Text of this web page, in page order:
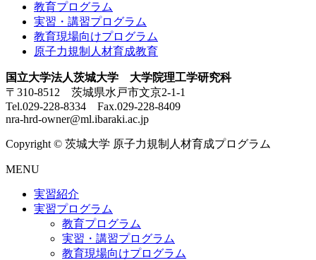
教育プログラム
実習・講習プログラム
教育現場向けプログラム
原子力規制人材育成教育
国立大学法人茨城大学 大学院理工学研究科
〒310-8512 茨城県水戸市文京2-1-1
Tel.029-228-8334 Fax.029-228-8409
nra-hrd-owner@ml.ibaraki.ac.jp
Copyright © 茨城大学 原子力規制人材育成プログラム
MENU
実習紹介
実習プログラム
教育プログラム
実習・講習プログラム
教育現場向けプログラム